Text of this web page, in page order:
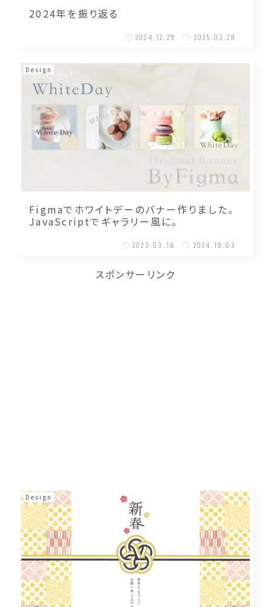
2024年を振り返る
2024.12.29 2025.03.28
Design
Figmaでホワイトデーのバナー作りました。
JavaScriptでギャラリー風に。
2023.03.16 2024.10.03
スポンサーリンク
Design